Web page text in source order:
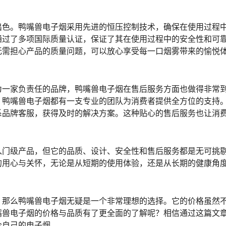
。鸭嘴兽电子烟采用先进的恒压控制技术，确保在使用过程
了多项国际质量认证，保证了其在使用过程中的安全性和可
担心产品的质量问题，可以放心享受每一口烟雾带来的愉悦
家负责任的品牌，鸭嘴兽电子烟在售后服务方面也做得非常
嘴兽电子烟都有一支专业的团队为消费者提供全方位的支持
牌客服，获得及时的解决方案。这种贴心的售后服务也让消
级产品，但它的品质、设计、安全性和售后服务都是无可挑
心与关怀，无论是从短期的使用体验，还是从长期的健康角
么鸭嘴兽电子烟无疑是一个非常理想的选择。它的价格虽然
电子烟的价格与品质有了更全面的了解呢？相信通过这篇文